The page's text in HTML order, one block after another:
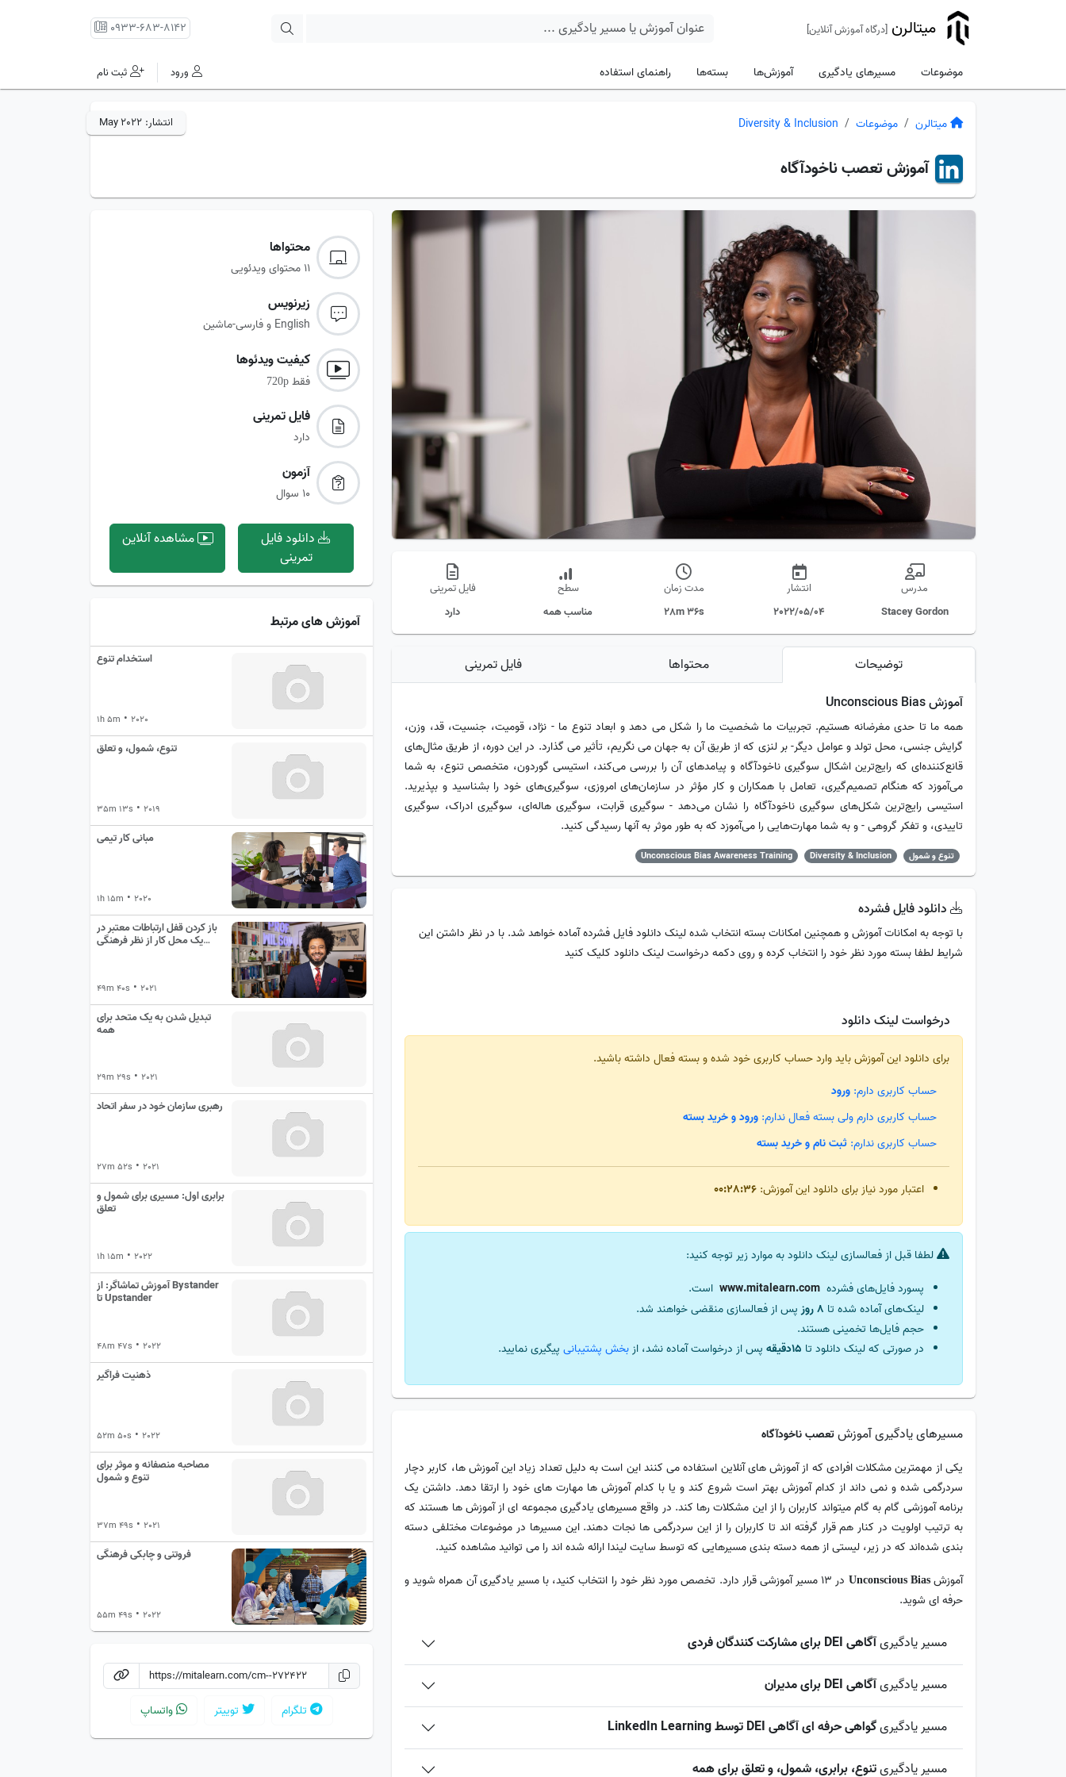
میتالرن [درگاه آموزش آنلاین] 0933-683-8142
موضوعات مسیرهای یادگیری آموزش‌ها بسته‌ها راهنمای استفاده ورود ثبت نام
انتشار: May 2022 میتالرن موضوعات Diversity & Inclusion
آموزشتعصب ناخودآگاه
مدرس
Stacey Gordon
انتشار
2022/05/04
مدت زمان
28m 36s
سطح
مناسب همه
فایل تمرینی
دارد
توضیحات محتواها
فایل تمرینی
آموزش Unconscious Bias
همه ما تا حدی مغرضانه هستیم. تجربیات ما شخصیت ما را شکل می دهد و ابعاد تنوع ما - نژاد، قومیت، جنسیت، قد، وزن،
گرایش جنسی، محل تولد و عوامل دیگر- بر لنزی که از طریق آن به جهان می نگریم، تأثیر می گذارد. در این دوره، از طریق مثال‌های
قانع‌کننده‌ای که رایج‌ترین اشکال سوگیری ناخودآگاه و پیامدهای آن را بررسی می‌کند، استیسی گوردون، متخصص تنوع، به شما
می‌آموزد که هنگام تصمیم‌گیری، تعامل با همکاران و کار مؤثر در سازمان‌های امروزی، سوگیری‌های خود را بشناسید و بپذیرید.
استیسی رایج‌ترین شکل‌های سوگیری ناخودآگاه را نشان می‌دهد - سوگیری قرابت، سوگیری هاله‌ای، سوگیری ادراک، سوگیری
تاییدی، و تفکر گروهی - و به شما مهارت‌هایی را می‌آموزد که به طور موثر به آنها رسیدگی کنید.
تنوع و شمول Diversity & Inclusion
Unconscious Bias Awareness Training
دانلود فایل فشرده
با توجه به امکانات آموزش و همچنین امکانات بسته انتخاب شده لینک دانلود فایل فشرده آماده خواهد شد. با در نظر داشتن این
شرایط لطفا بسته مورد نظر خود را انتخاب کرده و روی دکمه درخواست لینک دانلود کلیک کنید
درخواست لینک دانلود
برای دانلود این آموزش باید وارد حساب کاربری خود شده و بسته فعال داشته باشید.
حساب کاربری دارم: ورود
حساب کاربری دارم ولی بسته فعال ندارم: ورود و خرید بسته
حساب کاربری ندارم: ثبت نام و خرید بسته
اعتبار مورد نیاز برای دانلود این آموزش: 00:28:36
لطفا قبل از فعالسازی لینک دانلود به موارد زیر توجه کنید:
پسورد فایل‌های فشرده
است.
لینک‌های آماده شده تا 8 روز
پس از فعالسازی منقضی خواهند شد.
حجم فایل‌ها تخمینی هستند.
در صورتی که لینک دانلود تا 15دقیقه پس از درخواست آماده نشد، از بخش پشتیبانی پیگیری نمایید.
مسیرهای یادگیری آموزشتعصب ناخودآگاه
یکی از مهمترین مشکلات افرادی که از آموزش های آنلاین استفاده می‌ کنند این است به دلیل تعداد زیاد این آموزش ها، کاربر دچار
سردرگمی شده و نمی داند از کدام آموزش بهتر است شروع کند و یا با کدام آموزش ها مهارت های خود را ارتقا دهد. داشتن یک
برنامه آموزشی گام به گام میتواند کاربران را از این مشکلات رها کند. در واقع مسیرهای یادگیری مجموعه ای از آموزش ها هستند که
به ترتیب اولویت در کنار هم قرار گرفته اند تا کاربران را از این سردرگمی ها نجات دهند. این مسیرها در موضوعات مختلفی دسته
بندی شده‌اند که در زیر، لیستی از همه دسته بندی مسیرهایی که توسط سایت لیندا ارائه شده اند را می توانید مشاهده کنید.
آموزشUnconscious Bias
در 13 مسیر آموزشی قرار دارد. تخصص مورد نظر خود را انتخاب کنید، با مسیر یادگیری آن همراه شوید و
حرفه ای شوید.
مسیر یادگیریآگاهی DEI برای مشارکت کنندگان فردی
مسیر یادگیریآگاهی DEI برای مدیران
مسیر یادگیریگواهی حرفه ای آگاهی DEI توسط LinkedIn Learning
مسیر یادگیریتنوع، برابری، شمول، و تعلق برای همه
محتواها
11 محتوای ویدئویی
زیرنویس‌
English و فارسی-ماشین
کیفیت ویدئوها‌
فقط 720p
فایل تمرینی‌
دارد
آزمون‌
10 سوال
دانلود فایل
تمرینی
مشاهده آنلاین
آموزش های مرتبط
استخدام تنوع
1h 5m • 2020
تنوع، شمول، و تعلق
35m 13s • 2019
مبانی کار تیمی
1h 15m • 2020
باز کردن قفل ارتباطات معتبر در
یک محل کار از نظر فرهنگی
49m 40s • 2021
تبدیل شدن به یک متحد برای
همه
29m 29s • 2021
رهبری سازمان خود در سفر اتحاد
27m 52s • 2021
برابری اول: مسیری برای شمول و
تعلق
1h 15m • 2022
آموزش تماشاگر: از Bystander
تا Upstander
48m 47s • 2022
ذهنیت فراگیر
52m 50s • 2022
مصاحبه منصفانه و موثر برای
تنوع و شمول
37m 49s • 2021
فروتنی و چابکی فرهنگی
55m 49s • 2022
تلگرام توییتر واتساپ